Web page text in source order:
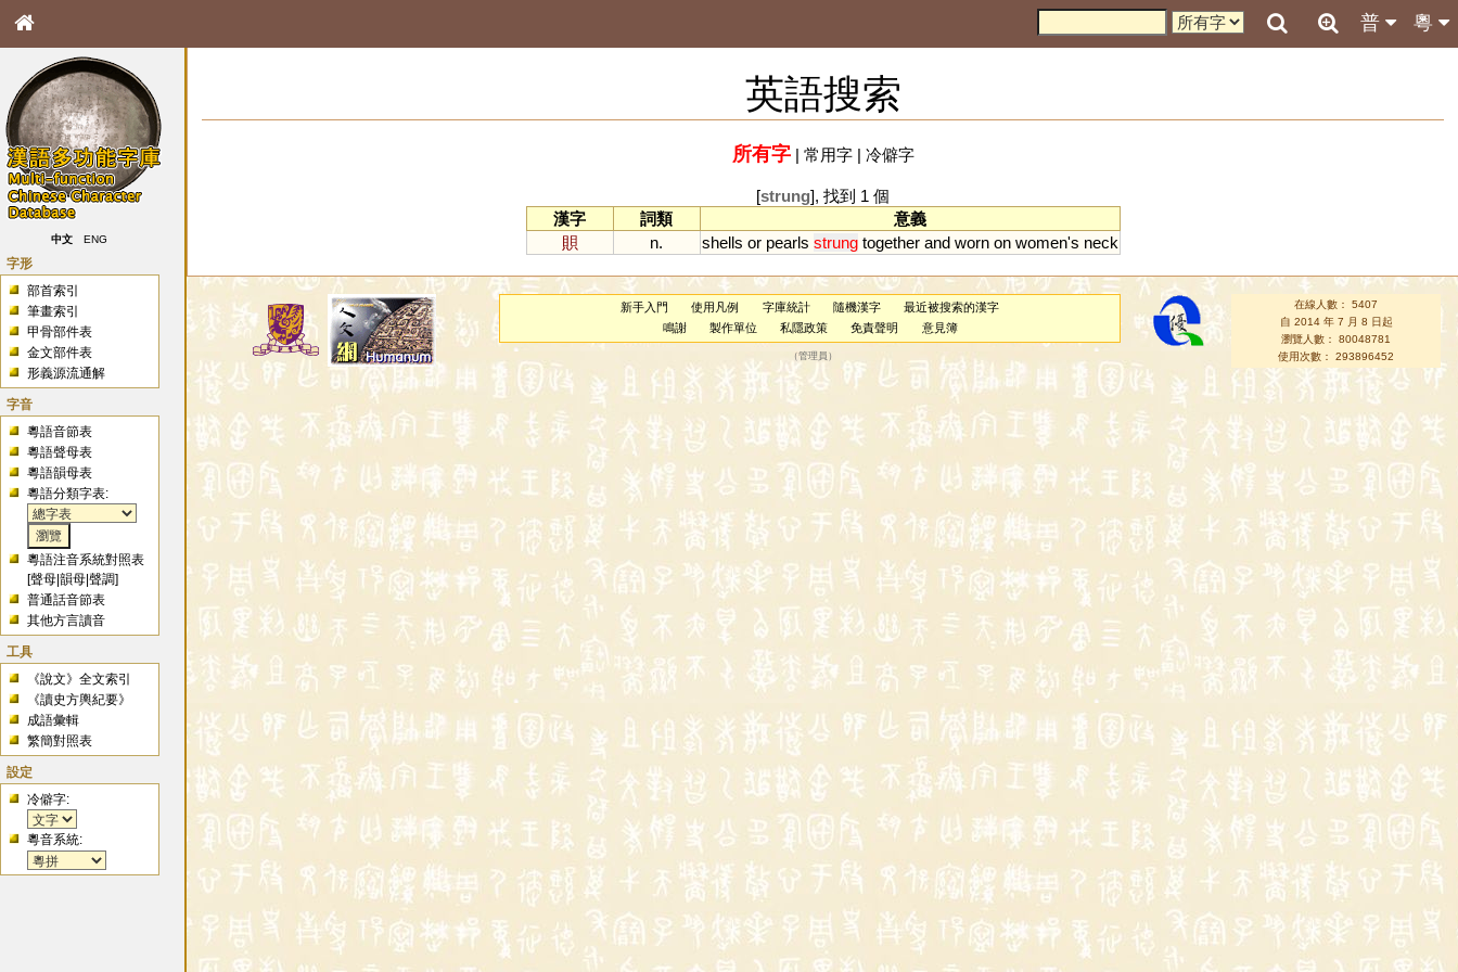
粵
普
中文 ENG
字形
部首索引
筆畫索引
甲骨部件表
金文部件表
形義源流通解
字音
粵語音節表
粵語聲母表
粵語韻母表
粵語分類字表:
粵語注音系統對照表
[聲母 |韻母 |聲調]
普通話音節表
其他方言讀音
工具
《說文》全文索引
《讀史方輿紀要》
成語彙輯
繁簡對照表
設定
冷僻字:
粵音系統:
英語搜索
所有字| 常用字| 冷僻字
[strung], 找到 1 個
漢字
詞類
意義
賏
n. shells or pearls strung together and worn on women's neck
新手入門 使用凡例 字庫統計 隨機漢字
最近被搜索的漢字
鳴謝
製作單位 私隱政策 免責聲明 意見簿
（管理員 ）
在線人數： 5407
自 2014 年 7 月 8 日起
瀏覽人數： 80048781
使用次數： 293896452